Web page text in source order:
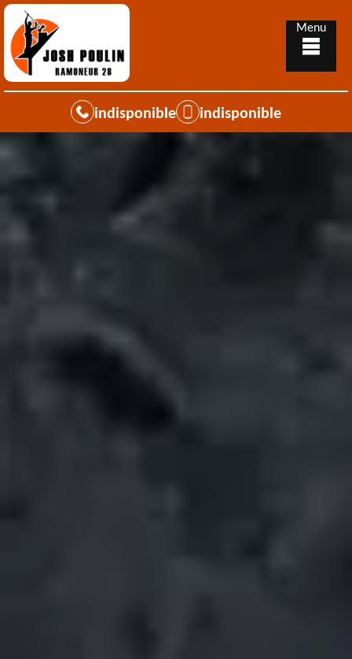
indisponible indisponible
Menu